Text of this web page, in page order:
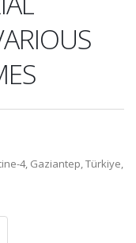
4, Gaziantep, Türkiye,